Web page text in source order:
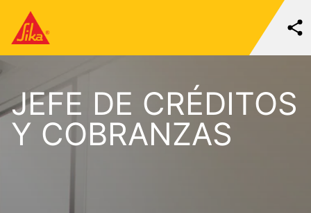
JEFE DE CRÉDITOS
Y COBRANZAS